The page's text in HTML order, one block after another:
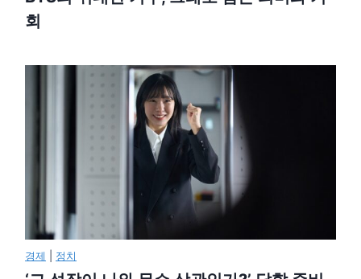
회
경제 정치